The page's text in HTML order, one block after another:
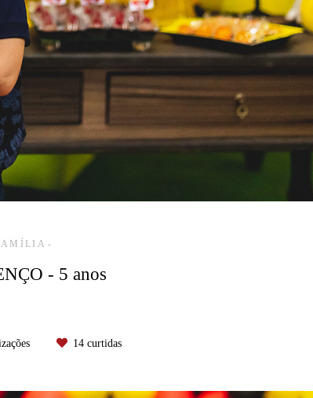
- 5 anos
14curtidas